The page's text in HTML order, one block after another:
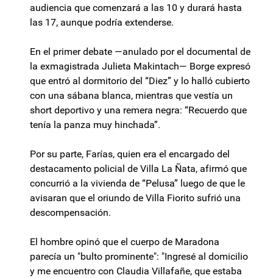
audiencia que comenzará a las 10 y durará hasta
las 17, aunque podría extenderse.
En el primer debate —anulado por el documental de
la exmagistrada Julieta Makintach— Borge expresó
que entró al dormitorio del “Diez” y lo halló cubierto
con una sábana blanca, mientras que vestía un
short deportivo y una remera negra: “Recuerdo que
tenía la panza muy hinchada”.
Por su parte, Farías, quien era el encargado del
destacamento policial de Villa La Ñata, afirmó que
concurrió a la vivienda de “Pelusa” luego de que le
avisaran que el oriundo de Villa Fiorito sufrió una
descompensación.
El hombre opinó que el cuerpo de Maradona
parecía un "bulto prominente": "Ingresé al domicilio
y me encuentro con Claudia Villafañe, que estaba